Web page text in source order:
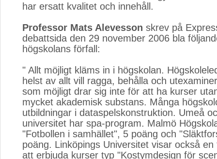
har ersatt kvalitet och innehåll.
Professor Mats Alevesson skrev på
debattsida den 29 november 2006 bla
högskolans förfall:
" Allt möjligt kläms in i högskolan.
helst av allt vill ragga, behålla och
som möjligt drar sig inte för att ha kurser
mycket akademisk substans. Många
utbildningar i dataspelskonstruktion. Umeå
universitet har spa-program. Malmö
"Fotbollen i samhället", 5 poäng och
poäng. Linköpings Universitet visar också
att erbjuda kurser typ "Kostymdesign för